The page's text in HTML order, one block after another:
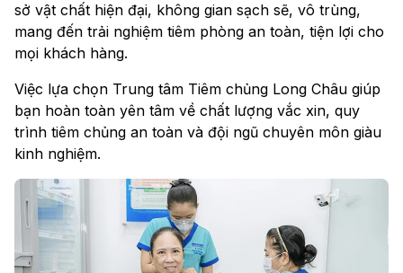
sở vật chất hiện đại, không gian sạch sẽ, vô trùng,
mang đến trải nghiệm tiêm phòng an toàn, tiện lợi cho
mọi khách hàng.
Việc lựa chọn Trung tâm Tiêm chủng Long Châu giúp
bạn hoàn toàn yên tâm về chất lượng vắc xin, quy
trình tiêm chủng an toàn và đội ngũ chuyên môn giàu
kinh nghiệm.